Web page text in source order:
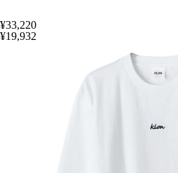
¥33,220
¥19,932